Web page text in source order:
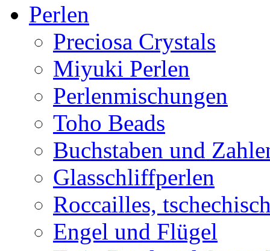
Perlen
Preciosa Crystals
Miyuki Perlen
Perlenmischungen
Toho Beads
Buchstaben und
Glasschliffperlen
Roccailles,
Engel und Flügel